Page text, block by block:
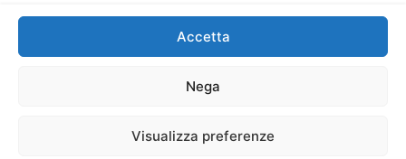
Accetta
Nega
Visualizza preferenze
P.IVA: 06334930820
Mercurio Comunicazione Società Cooperativa a r.l. è
iscritta al Registro degli Operatori di Comunicazione al
Sito gestito daLa Digitale srl–info@ladigitale.it